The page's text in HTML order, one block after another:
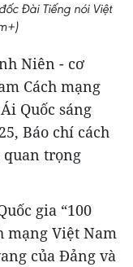
Đài Tiếng nói Việt
Niên - cơ
Cách mạng
Quốc sáng
Báo chí cách
quan trọng
gia “100
mạng Việt Nam
của Đảng và